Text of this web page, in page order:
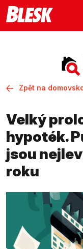
Zpět na
Velký
hypoték.
jsou
roku